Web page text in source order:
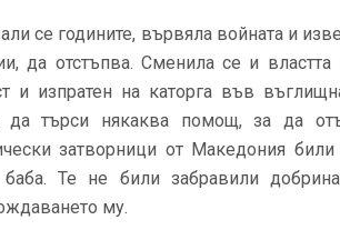
се годините, вървяла войната и
да отстъпва. Сменила се и
и изпратен на каторга във
да търси някаква помощ, за да
затворници от Македония
баба. Те не били забравили
му.